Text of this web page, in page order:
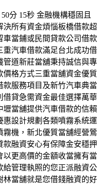
分 15秒 金融機構穩固且
所有資金煩惱板橋借款超
當鋪或民間貸款公司借款
汽車借款滿足台北成功借
道新莊當舖秉持誠信與專
價格方式三重當舖資金優質
服務項目及新竹汽車典當
貸急需資金最佳選擇萬華
當舖提供汽車借款的信賴
設計規劃各類噴霧系統運
霧機，新北優質當舖經營鶯
融資安心有保障金安穩押
更高價的金額收當擁有當
管理執照的您正派融資公
林當舖就是您借錢融資的好